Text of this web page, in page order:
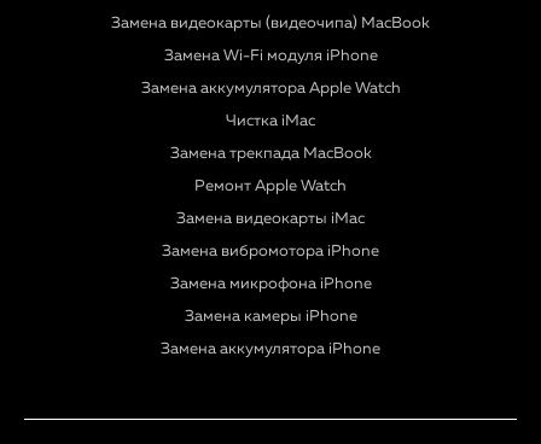
Замена видеокарты (видеочипа) MacBook
Замена Wi-Fi модуля iPhone
Замена аккумулятора Apple Watch
Чистка iMac
Замена трекпада MacBook
Ремонт Apple Watch
Замена видеокарты iMac
Замена вибромотора iPhone
Замена микрофона iPhone
Замена камеры iPhone
Замена аккумулятора iPhone